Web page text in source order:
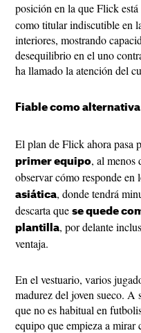
posición en la que Flick
como titular indiscutible en
interiores, mostrando
desequilibrio en el uno
ha llamado la atención del
Fiable como alternativa
El plan de Flick ahora pasa
primer equipo, al menos
observar cómo responde en
asiática, donde tendrá
descarta que se quede
plantilla, por delante
ventaja.
En el vestuario, varios
madurez del joven sueco. A
que no es habitual en
equipo que empieza a mirar